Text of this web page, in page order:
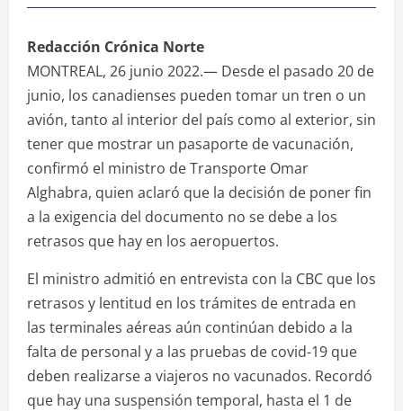
Redacción Crónica Norte
MONTREAL, 26 junio 2022.— Desde el pasado 20 de
junio, los canadienses pueden tomar un tren o un
avión, tanto al interior del país como al exterior, sin
tener que mostrar un pasaporte de vacunación,
confirmó el ministro de Transporte Omar
Alghabra, quien aclaró que la decisión de poner fin
a la exigencia del documento no se debe a los
retrasos que hay en los aeropuertos.
El ministro admitió en entrevista con la CBC que los
retrasos y lentitud en los trámites de entrada en
las terminales aéreas aún continúan debido a la
falta de personal y a las pruebas de covid-19 que
deben realizarse a viajeros no vacunados. Recordó
que hay una suspensión temporal, hasta el 1 de